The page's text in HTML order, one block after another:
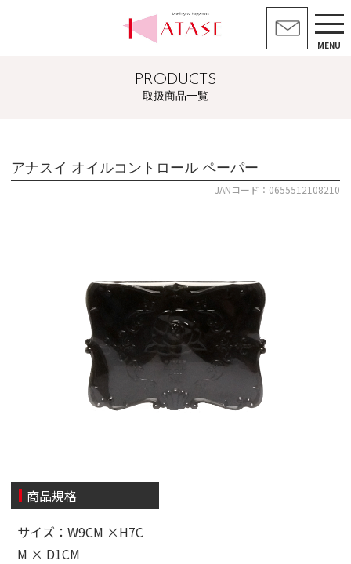
MENU
PRODUCTS
取扱商品一覧
アナスイ オイルコントロール ペーパー
JANコード：0655512108210
商品規格
サイズ：W9CM ×H7C
M × D1CM